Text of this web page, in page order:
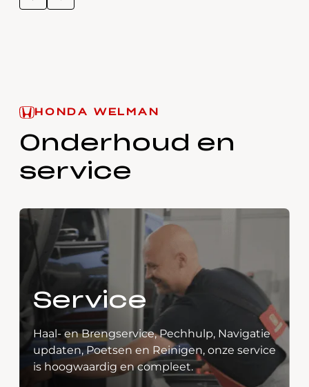
HONDA WELMAN
Onderhoud en
service
Service
Haal- en Brengservice, Pechhulp, Navigatie
updaten, Poetsen en Reinigen, onze service
is hoogwaardig en compleet.